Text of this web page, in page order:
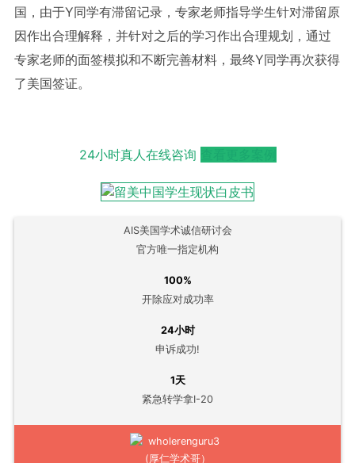
国，由于Y同学有滞留记录，专家老师指导学生针对滞留原
因作出合理解释，并针对之后的学习作出合理规划，通过
专家老师的面签模拟和不断完善材料，最终Y同学再次获得
了美国签证。
24小时真人在线咨询
AIS美国学术诚信研讨会
官方唯一指定机构
100%
开除应对成功率
24小时
申诉成功!
1天
紧急转学拿I-20